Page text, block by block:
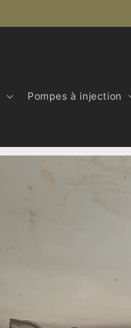
Pompes à injection